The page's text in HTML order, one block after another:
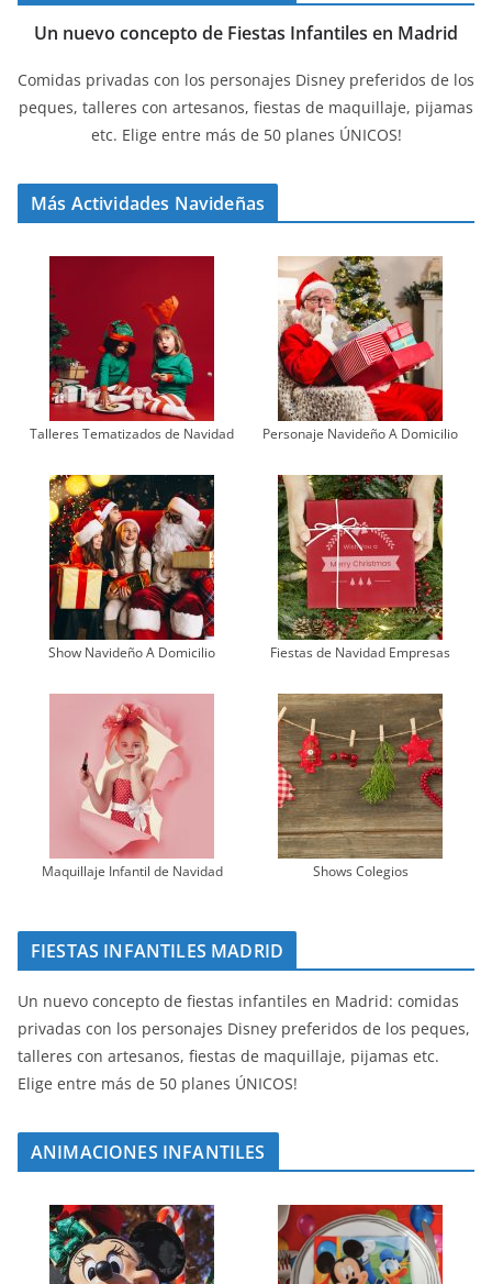
Un nuevo concepto de Fiestas Infantiles en Madrid
Comidas privadas con los personajes Disney preferidos de los
peques, talleres con artesanos, fiestas de maquillaje, pijamas
etc. Elige entre más de 50 planes ÚNICOS!
Más Actividades Navideñas
Talleres Tematizados de Navidad Personaje Navideño A Domicilio
Show Navideño A Domicilio Fiestas de Navidad Empresas
Maquillaje Infantil de Navidad Shows Colegios
FIESTAS INFANTILES MADRID
Un nuevo concepto de fiestas infantiles en Madrid: comidas
privadas con los personajes Disney preferidos de los peques,
talleres con artesanos, fiestas de maquillaje, pijamas etc.
Elige entre más de 50 planes ÚNICOS!
ANIMACIONES INFANTILES